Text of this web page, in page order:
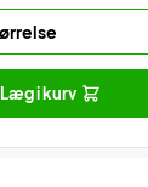
Læg i kurv